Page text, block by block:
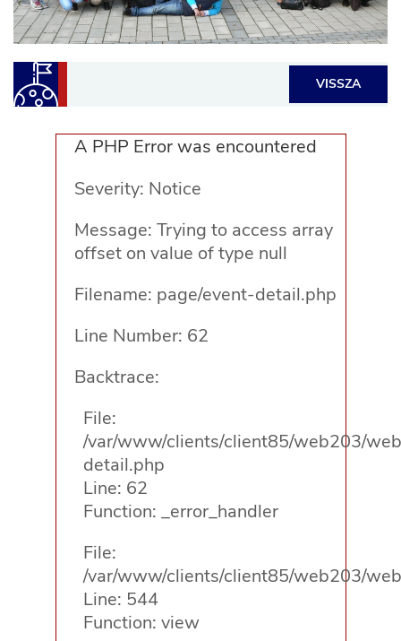
VISSZA
A PHP Error was encountered
Severity: Notice
Message: Trying to access array
offset on value of type null
Filename: page/event-detail.php
Line Number: 62
Backtrace:
File:
/var/www/clients/client85/web203/
detail.php
Line: 62
Function: _error_handler
File:
/var/www/clients/client85/web203/
Line: 544
Function: view